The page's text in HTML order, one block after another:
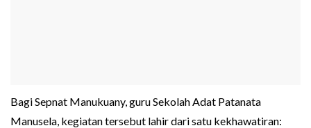
Bagi Sepnat Manukuany, guru Sekolah Adat Patanata
Manusela, kegiatan tersebut lahir dari satu kekhawatiran: